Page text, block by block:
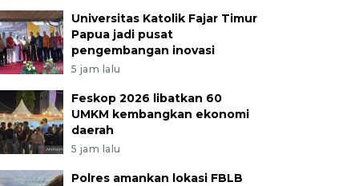
Universitas Katolik Fajar Timur
Papua jadi pusat
pengembangan inovasi
5 jam lalu
Feskop 2026 libatkan 60
UMKM kembangkan ekonomi
daerah
5 jam lalu
Polres amankan lokasi FBLB